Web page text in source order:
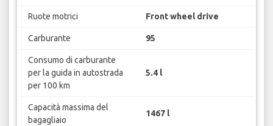
Ruote motrici Front wheel drive
Carburante 95
Consumo di carburante
per la guida in autostrada
per 100 km
5.4 l
Capacità massima del
bagagliaio
1467 l